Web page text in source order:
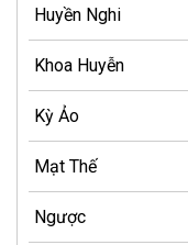
Huyền Nghi
Khoa Huyễn
Kỳ Ảo
Mạt Thế
Ngược